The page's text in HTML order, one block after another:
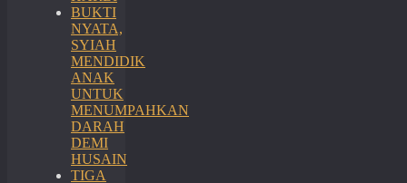
BUKTI
NYATA,
SYIAH
MENDIDIK
ANAK
UNTUK
MENUMPAHKAN
DARAH
DEMI
HUSAIN
TIGA